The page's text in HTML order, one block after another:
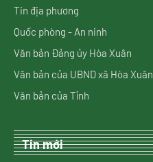
Tin địa phương
Quốc phòng - An ninh
Văn bản Đảng ủy Hòa Xuân
Văn bản của UBND xã Hòa Xuân
Văn bản của Tỉnh
Tin mới